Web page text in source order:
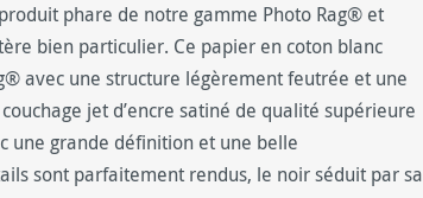
phare de notre gamme Photo Rag® et
bien particulier. Ce papier en coton blanc
avec une structure légèrement feutrée et une
jet d’encre satiné de qualité supérieure
une grande définition et une belle
sont parfaitement rendus, le noir séduit par sa